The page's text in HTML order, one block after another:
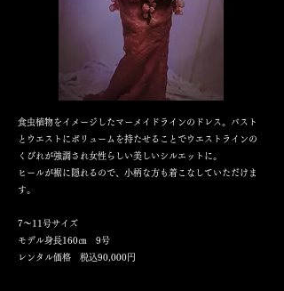
食虫植物をイメージしたマーメイドラインのドレス。バスト
とウエストにボリュームを持たせることでウエストラインの
くびれが強調され女性らしい美しいシルエットに。
ヒールが裾に隠れるので、小柄な方も着こなしていただけま
す。
7～11号サイズ
モデル身長160㎝ 9号
​レンタル価格 税込90,000円